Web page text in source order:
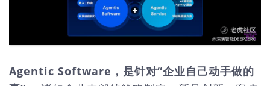
Agentic Software，是针对“企业自己动手做的